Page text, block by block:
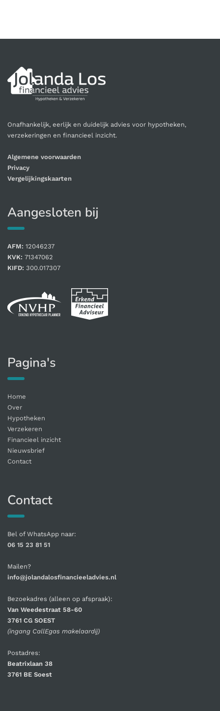
Onafhankelijk, eerlijk en duidelijk advies voor hypotheken,
verzekeringen en financieel inzicht.
Algemene voorwaarden
Privacy
Vergelijkingskaarten
Aangesloten bij
AFM: 12046237
KVK: 71347062
KIFD: 300.017307
Pagina's
Home
Over
Hypotheken
Verzekeren
Financieel inzicht
Nieuwsbrief
Contact
Contact
Bel of WhatsApp naar:
06 15 23 81 51
Mailen?
info@jolandalosfinancieeladvies.nl
Bezoekadres (alleen op afspraak):
Van Weedestraat 58-60
3761 CG SOEST
(ingang CallEgas makelaardij)
Postadres:
Beatrixlaan 38
3761 BE Soest